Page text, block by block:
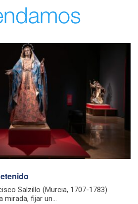
Salzillo (Murcia, 1707-1783)
mirada, fijar un...